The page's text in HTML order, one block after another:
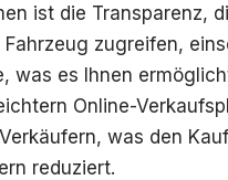
ist die Transparenz,
zugreifen,
was es Ihnen
Online-
was den
reduziert.